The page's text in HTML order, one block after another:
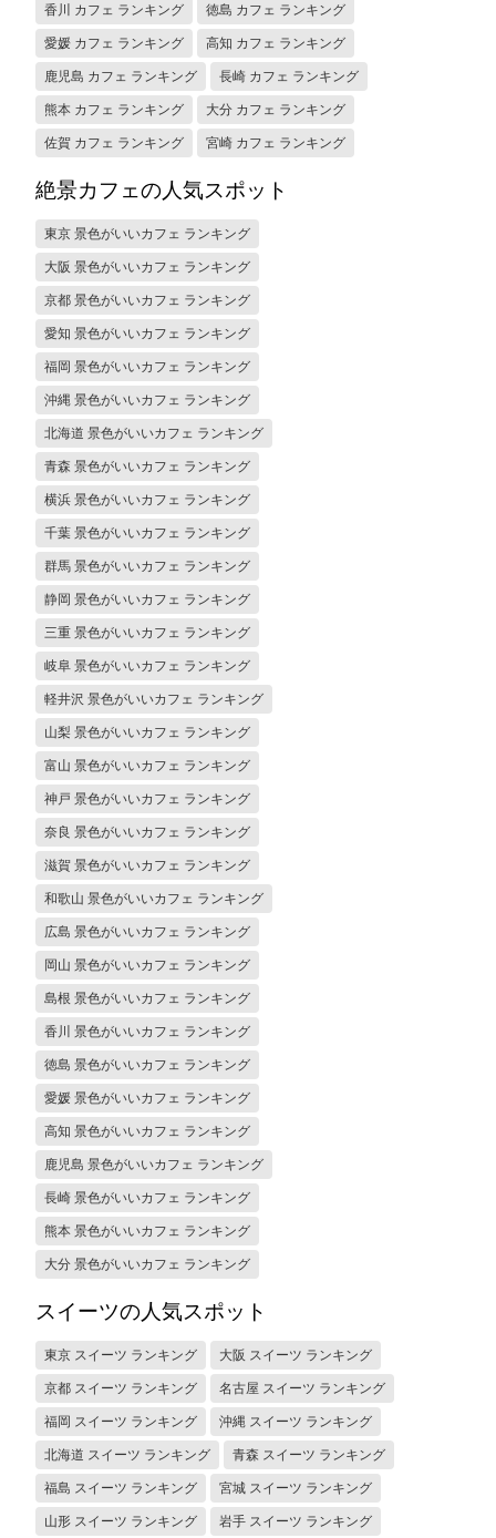
香川 カフェ ランキング 徳島 カフェ ランキング
愛媛 カフェ ランキング 高知 カフェ ランキング
鹿児島 カフェ ランキング 長崎 カフェ ランキング
熊本 カフェ ランキング 大分 カフェ ランキング
佐賀 カフェ ランキング 宮崎 カフェ ランキング
絶景カフェの人気スポット
東京 景色がいいカフェ ランキング
大阪 景色がいいカフェ ランキング
京都 景色がいいカフェ ランキング
愛知 景色がいいカフェ ランキング
福岡 景色がいいカフェ ランキング
沖縄 景色がいいカフェ ランキング
北海道 景色がいいカフェ ランキング
青森 景色がいいカフェ ランキング
横浜 景色がいいカフェ ランキング
千葉 景色がいいカフェ ランキング
群馬 景色がいいカフェ ランキング
静岡 景色がいいカフェ ランキング
三重 景色がいいカフェ ランキング
岐阜 景色がいいカフェ ランキング
軽井沢 景色がいいカフェ ランキング
山梨 景色がいいカフェ ランキング
富山 景色がいいカフェ ランキング
神戸 景色がいいカフェ ランキング
奈良 景色がいいカフェ ランキング
滋賀 景色がいいカフェ ランキング
和歌山 景色がいいカフェ ランキング
広島 景色がいいカフェ ランキング
岡山 景色がいいカフェ ランキング
島根 景色がいいカフェ ランキング
香川 景色がいいカフェ ランキング
徳島 景色がいいカフェ ランキング
愛媛 景色がいいカフェ ランキング
高知 景色がいいカフェ ランキング
鹿児島 景色がいいカフェ ランキング
長崎 景色がいいカフェ ランキング
熊本 景色がいいカフェ ランキング
大分 景色がいいカフェ ランキング
スイーツの人気スポット
東京 スイーツ ランキング 大阪 スイーツ ランキング
京都 スイーツ ランキング 名古屋 スイーツ ランキング
福岡 スイーツ ランキング 沖縄 スイーツ ランキング
北海道 スイーツ ランキング 青森 スイーツ ランキング
福島 スイーツ ランキング 宮城 スイーツ ランキング
山形 スイーツ ランキング 岩手 スイーツ ランキング